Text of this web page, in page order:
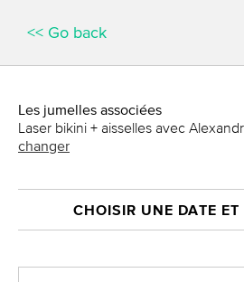
<< Go back
Les jumelles associées
Laser bikini + aisselles avec
changer
CHOISIR UNE DATE ET